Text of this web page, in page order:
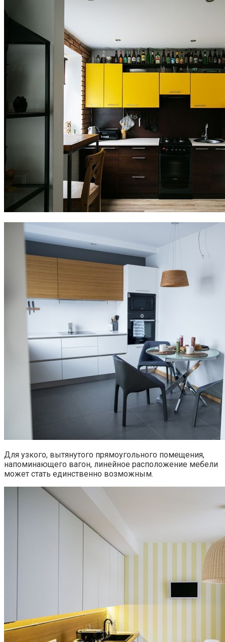
Для узкого, вытянутого прямоугольного помещения,
напоминающего вагон, линейное расположение мебели
может стать единственно возможным.